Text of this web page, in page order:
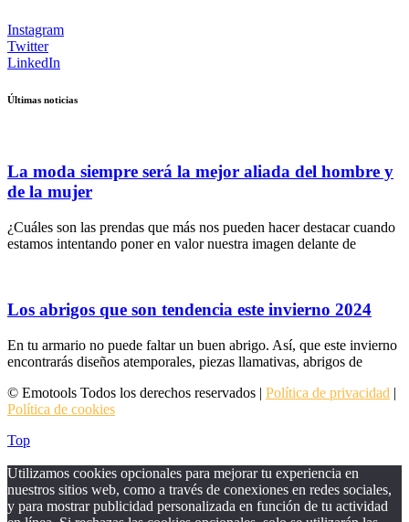
Instagram
Twitter
LinkedIn
Últimas noticias
La moda siempre será la mejor aliada del hombre y
de la mujer
¿Cuáles son las prendas que más nos pueden hacer destacar cuando
estamos intentando poner en valor nuestra imagen delante de
Los abrigos que son tendencia este invierno 2024
En tu armario no puede faltar un buen abrigo. Así, que este invierno
encontrarás diseños atemporales, piezas llamativas, abrigos de
© Emotools Todos los derechos reservados | Política de privacidad |
Política de cookies
Top
Utilizamos cookies opcionales para mejorar tu experiencia en
nuestros sitios web, como a través de conexiones en redes sociales,
y para mostrar publicidad personalizada en función de tu actividad